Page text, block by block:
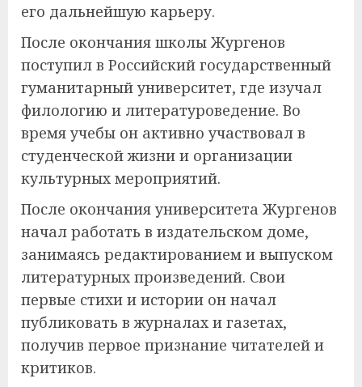
его дальнейшую карьеру.
После окончания школы Жургенов
поступил в Российский государственный
гуманитарный университет, где изучал
филологию и литературоведение. Во
время учебы он активно участвовал в
студенческой жизни и организации
культурных мероприятий.
После окончания университета Жургенов
начал работать в издательском доме,
занимаясь редактированием и выпуском
литературных произведений. Свои
первые стихи и истории он начал
публиковать в журналах и газетах,
получив первое признание читателей и
критиков.